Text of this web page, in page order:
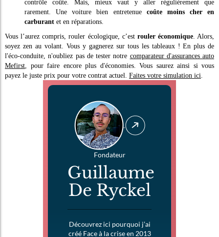
contrôle coûte. Mais, mieux vaut y aller régulièrement que
rarement. Une voiture bien entretenue coûte moins cher en
carburant et en réparations.
Vous l’aurez compris, rouler écologique, c’est rouler économique. Alors,
soyez zen au volant. Vous y gagnerez sur tous les tableaux ! En plus de
l'éco-conduite, n'oubliez pas de tester notre comparateur d'assurances auto
Mefirst, pour faire encore plus d'économies. Vous saurez ainsi si vous
payez le juste prix pour votre contrat actuel. Faites votre simulation ici.
Fondateur
Guillaume
De Ryckel
Découvrez ici pourquoi j’ai
créé Face à la crise en 2013